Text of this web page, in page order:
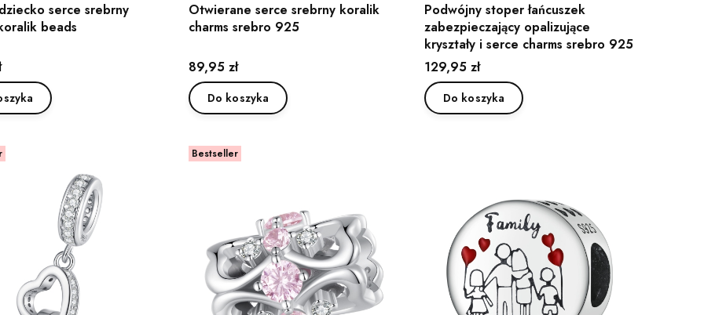
serce srebrny
beads
Otwierane serce srebrny koralik
charms srebro 925
Cena
89,95 zł
Do koszyka
Podwójny stoper łańcuszek
zabezpieczający opalizujące
kryształy i serce charms srebro 925
Cena
129,95 zł
Do koszyka
Bestseller